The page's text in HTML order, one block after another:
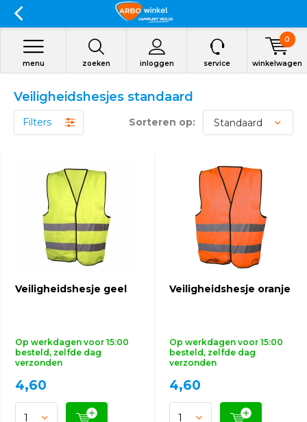
zoeken inloggen
menu service winkelwagen
0
Veiligheidshesjes standaard
Filters Sorteren op:
Veiligheidshesje geel
Op werkdagen voor 15:00
besteld, zelfde dag
verzonden
4,60
Veiligheidshesje oranje
Op werkdagen voor 15:00
besteld, zelfde dag
verzonden
4,60